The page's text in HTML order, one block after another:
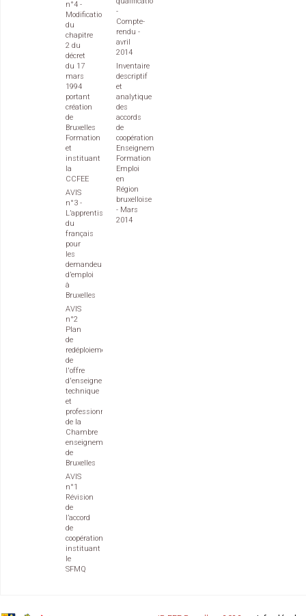
n°4 -
Modification
du
chapitre
2 du
décret
du 17
mars
1994
portant
création
de
Bruxelles
Formation
et
instituant
la
CCFEE
AVIS
n°3 -
L’apprentissage
du
français
pour
les
demandeurs
d’emploi
à
Bruxelles
AVIS
n°2
Plan
de
redéploiement
de
l'offre
d'enseignement
technique
et
professionnel
de la
Chambre
enseignement
de
Bruxelles
AVIS
n°1
Révision
de
l’accord
de
coopération
instituant
le
SFMQ
-
Compte-
rendu -
avril
2014
Inventaire
descriptif
et
analytique
des
accords
de
coopération
Enseignement
Formation
Emploi
en
Région
bruxelloise
- Mars
2014